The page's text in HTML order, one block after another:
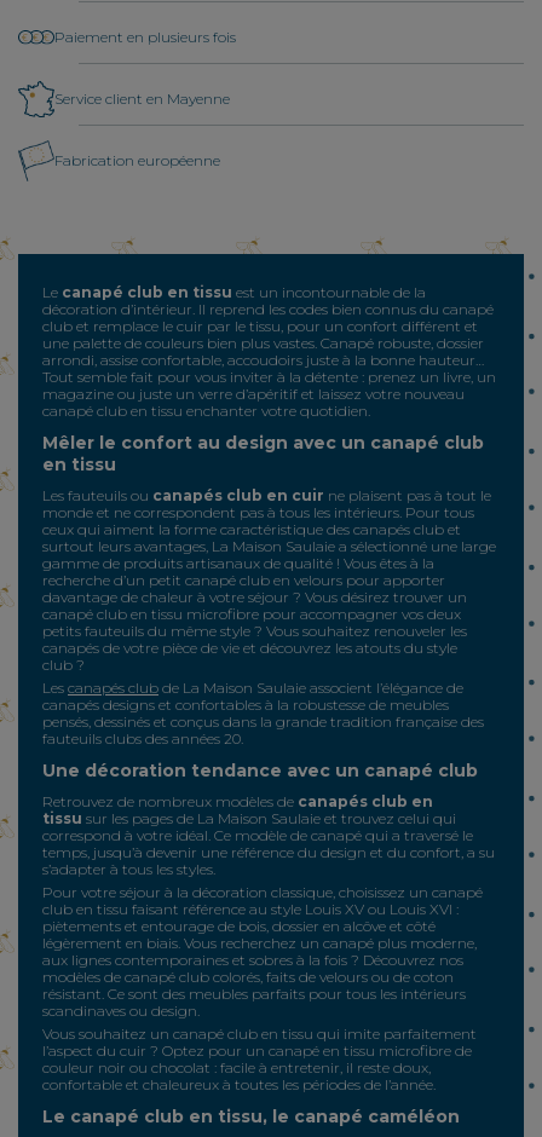
Paiement en plusieurs fois
Service client en Mayenne
Fabrication européenne
Le canapé club en tissu est un incontournable de la
décoration d’intérieur. Il reprend les codes bien connus du canapé
club et remplace le cuir par le tissu, pour un confort différent et
une palette de couleurs bien plus vastes. Canapé robuste, dossier
arrondi, assise confortable, accoudoirs juste à la bonne hauteur…
Tout semble fait pour vous inviter à la détente : prenez un livre, un
magazine ou juste un verre d’apéritif et laissez votre nouveau
canapé club en tissu enchanter votre quotidien.
Mêler le confort au design avec un canapé club
en tissu
Les fauteuils ou canapés club en cuir ne plaisent pas à tout le
monde et ne correspondent pas à tous les intérieurs. Pour tous
ceux qui aiment la forme caractéristique des canapés club et
surtout leurs avantages, La Maison Saulaie a sélectionné une large
gamme de produits artisanaux de qualité ! Vous êtes à la
recherche d’un petit canapé club en velours pour apporter
davantage de chaleur à votre séjour ? Vous désirez trouver un
canapé club en tissu microfibre pour accompagner vos deux
petits fauteuils du même style ? Vous souhaitez renouveler les
canapés de votre pièce de vie et découvrez les atouts du style
club ?
Les canapés club de La Maison Saulaie associent l’élégance de
canapés designs et confortables à la robustesse de meubles
pensés, dessinés et conçus dans la grande tradition française des
fauteuils clubs des années 20.
Une décoration tendance avec un canapé club
Retrouvez de nombreux modèles de canapés club en
tissu sur les pages de La Maison Saulaie et trouvez celui qui
correspond à votre idéal. Ce modèle de canapé qui a traversé le
temps, jusqu’à devenir une référence du design et du confort, a su
s’adapter à tous les styles.
Pour votre séjour à la décoration classique, choisissez un canapé
club en tissu faisant référence au style Louis XV ou Louis XVI :
piètements et entourage de bois, dossier en alcôve et côté
légèrement en biais. Vous recherchez un canapé plus moderne,
aux lignes contemporaines et sobres à la fois ? Découvrez nos
modèles de canapé club colorés, faits de velours ou de coton
résistant. Ce sont des meubles parfaits pour tous les intérieurs
scandinaves ou design.
Vous souhaitez un canapé club en tissu qui imite parfaitement
l’aspect du cuir ? Optez pour un canapé en tissu microfibre de
couleur noir ou chocolat : facile à entretenir, il reste doux,
confortable et chaleureux à toutes les périodes de l’année.
Le canapé club en tissu, le canapé caméléon